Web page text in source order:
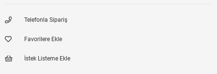
Telefonla Sipariş
Favorilere Ekle
İstek Listeme Ekle